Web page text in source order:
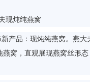
炖纯燕窝
品：现炖纯燕窝。燕
窝，直观展现燕窝丝形